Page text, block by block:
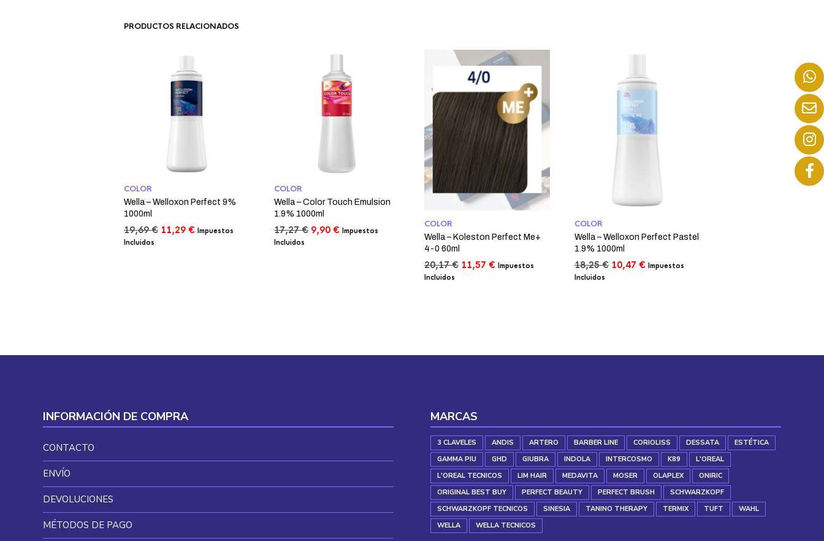
PRODUCTOS RELACIONADOS
COLOR
Wella – Welloxon Perfect 9%
1000ml
19,69€ El
11,29 €ElImpuestos
Incluidos
COLOR
Wella – Color Touch Emulsion
1.9% 1000ml
17,27€ El
9,90 €ElImpuestos
Incluidos
COLOR
Wella – Koleston Perfect Me+
4-0 60ml
20,17€ El
11,57 €ElImpuestos
Incluidos
COLOR
Wella – Welloxon Perfect Pastel
1.9% 1000ml
18,25€ El
10,47 €ElImpuestos
Incluidos
INFORMACIÓN DE COMPRA
CONTACTO
ENVÍO
DEVOLUCIONES
MÉTODOS DE PAGO
MARCAS
3 CLAVELES ANDIS ARTERO BARBER LINE CORIOLISS DESSATA
ESTÉTICA
GAMMA PIU
GHD GIUBRA INDOLA INTERCOSMO K89
L'OREAL
L'OREAL TECNICOS
LIM HAIR MEDAVITA MOSER OLAPLEX
ONIRIC
ORIGINAL BEST BUY
PERFECT BEAUTY PERFECT BRUSH
SCHWARZKOPF
SCHWARZKOPF TECNICOS
SINESIA TANINO THERAPY TERMIX TUFT
WAHL
WELLA
WELLA TECNICOS